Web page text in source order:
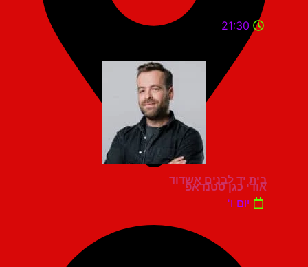
בית יד לבנים אשדוד
21:30
אודי כגן סטנדאפ
יום ו'